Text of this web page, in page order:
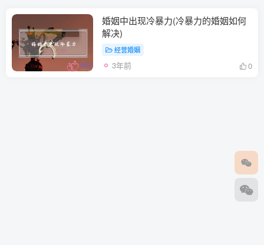
婚姻中出现冷暴力(冷暴力的婚姻如何
解决)
经营婚姻
3年前 0